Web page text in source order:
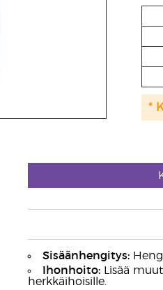
*
Sisäänhengitys:
Ihonhoito:Lisää
herkkäihoisille.